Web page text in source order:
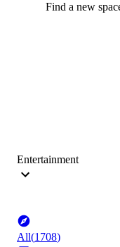
Find a new
Entertainment
All(1708)